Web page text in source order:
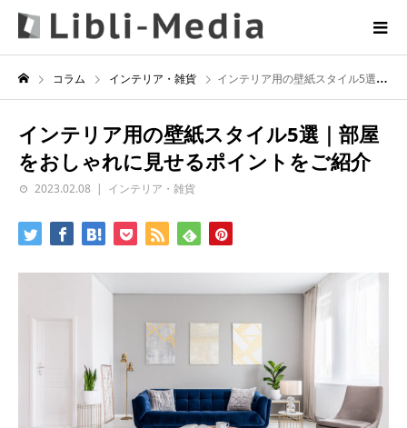
コラム インテリア・雑貨 インテリア用の壁紙スタイル5選｜部屋をおしゃれに見せるポイントをご紹介
インテリア用の壁紙スタイル5選｜部屋
をおしゃれに見せるポイントをご紹介
2023.02.08 インテリア・雑貨